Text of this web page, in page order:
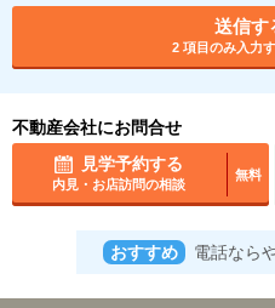
送信す
2 項目のみ入力
不動産会社にお問合せ
見学予約する
内見・お店訪問の相談
無料
おすすめ 電話なら